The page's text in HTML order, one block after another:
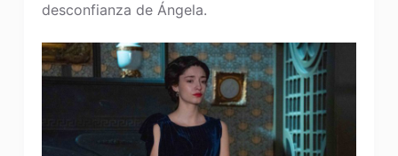
desconfianza de Ángela.